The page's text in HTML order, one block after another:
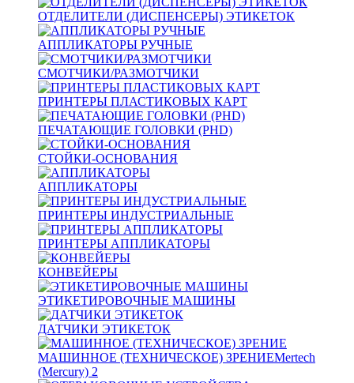
ОТДЕЛИТЕЛИ (ДИСПЕНСЕРЫ) ЭТИКЕТОК
АППЛИКАТОРЫ РУЧНЫЕ
СМОТЧИКИ/РАЗМОТЧИКИ
ПРИНТЕРЫ ПЛАСТИКОВЫХ КАРТ
ПЕЧАТАЮЩИЕ ГОЛОВКИ (PHD)
СТОЙКИ-ОСНОВАНИЯ
АППЛИКАТОРЫ
ПРИНТЕРЫ ИНДУСТРИАЛЬНЫЕ
ПРИНТЕРЫ АППЛИКАТОРЫ
КОНВЕЙЕРЫ
ЭТИКЕТИРОВОЧНЫЕ МАШИНЫ
ДАТЧИКИ ЭТИКЕТОК
МАШИННОЕ (ТЕХНИЧЕСКОЕ) ЗРЕНИЕMertech
(Mercury) 2